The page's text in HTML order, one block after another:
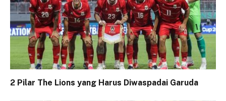
2 Pilar The Lions yang Harus Diwaspadai Garuda